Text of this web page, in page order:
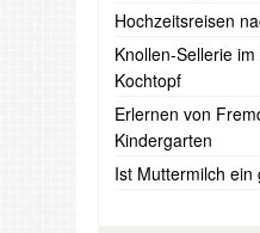
Hochzeitsreisen
Knollen-Sellerie
Kochtopf
Erlernen von
Kindergarten
Ist Muttermilch ein